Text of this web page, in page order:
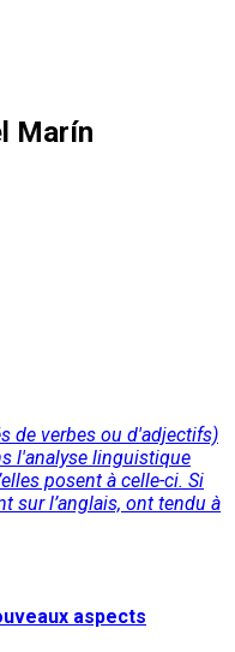
Marín
de verbes ou d'adjectifs)
l'analyse linguistique
posent à celle-ci. Si
sur l’anglais, ont tendu à
aspects